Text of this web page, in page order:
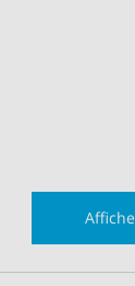
Affiche